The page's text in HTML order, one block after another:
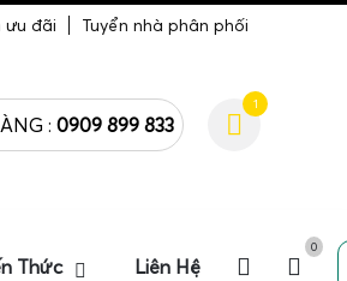
ưu đãi Tuyển nhà phân phối
: 0909 899 833
1
Thức Liên Hệ
0